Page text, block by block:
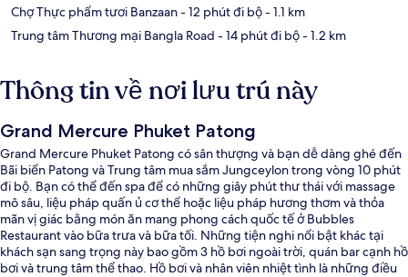
Chợ Thực phẩm tươi Banzaan- 12 phút đi bộ- 1.1 km
Trung tâm Thương mại Bangla Road - 14 phút đi bộ- 1.2 km
Thông tin về nơi lưu trú này
Grand Mercure Phuket Patong
Grand Mercure Phuket Patong có sân thượng và bạn dễ dàng ghé đến
Bãi biển Patong và Trung tâm mua sắm Jungceylon trong vòng 10 phút
đi bộ. Bạn có thể đến spa để có những giây phút thư thái với massage
mô sâu, liệu pháp quấn ủ cơ thể hoặc liệu pháp hương thơm và thỏa
mãn vị giác bằng món ăn mang phong cách quốc tế ở Bubbles
Restaurant vào bữa trưa và bữa tối. Những tiện nghi nổi bật khác tại
khách sạn sang trọng này bao gồm 3 hồ bơi ngoài trời, quán bar cạnh hồ
bơi và trung tâm thể thao. Hồ bơi và nhân viên nhiệt tình là những điều